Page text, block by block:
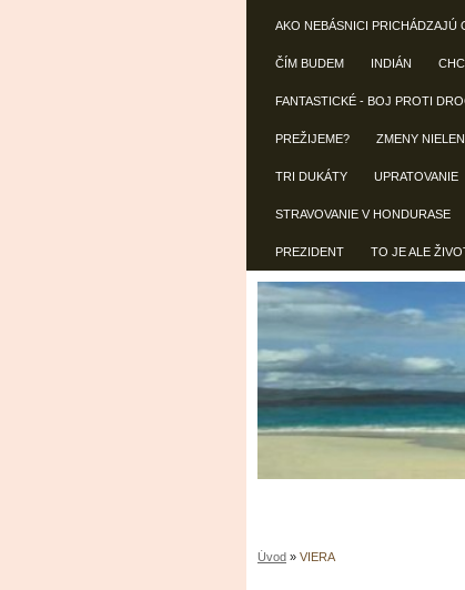
AKO NEBÁSNICI PRICHÁDZAJÚ
ČÍM BUDEM INDIÁN
FANTASTICKÉ - BOJ PROTI
PREŽIJEME? ZMENY
TRI DUKÁTY UPRATOVANIE
STRAVOVANIE V HONDURASE
PREZIDENT TO JE ALE
Úvod » VIERA